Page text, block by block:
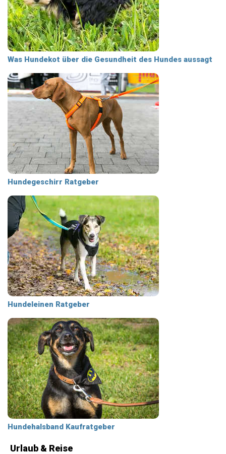
Was Hundekot über die Gesundheit des Hundes aussagt
Hundegeschirr Ratgeber
Hundeleinen Ratgeber
Hundehalsband Kaufratgeber
Urlaub & Reise